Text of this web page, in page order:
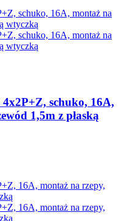
schuko, 16A,
1,5m z płaską